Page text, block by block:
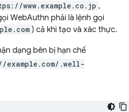
www.example.co.jp ,
WebAuthn phải là lệnh gọi
) cả khi tạo và xác thực.
dạng bên bị hạn chế
example.com/.well-